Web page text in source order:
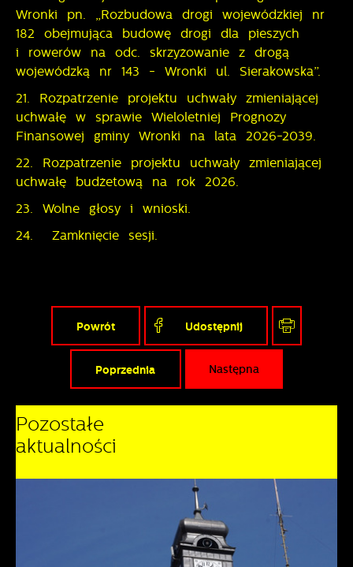
Wronki pn. „Rozbudowa drogi wojewódzkiej nr
182 obejmująca budowę drogi dla pieszych
i rowerów na odc. skrzyżowanie z drogą
wojewódzką nr 143 - Wronki ul. Sierakowska”.
21. Rozpatrzenie projektu uchwały zmieniającej
uchwałę w sprawie Wieloletniej Prognozy
Finansowej gminy Wronki na lata 2026-2039.
22. Rozpatrzenie projektu uchwały zmieniającej
uchwałę budżetową na rok 2026.
23. Wolne głosy i wnioski.
24. Zamknięcie sesji.
Powrót Udostępnij
Poprzednia Następna
Pozostałe
aktualności